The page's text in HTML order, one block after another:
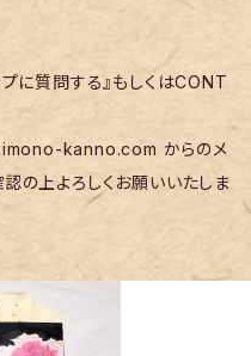
に質問する』もしくはCONT
kanno.com からのメ
の上よろしくお願いいたしま